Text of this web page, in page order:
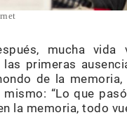
mucha vida
primeras
de la memoria,
“Lo que
la memoria, todo